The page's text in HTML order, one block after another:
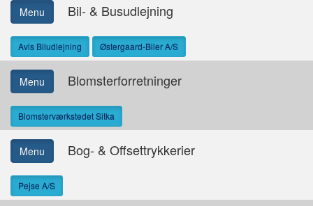
Menu Bil- & Busudlejning
Avis Biludlejning Østergaard-Biler A/S
Menu Blomsterforretninger
Blomsterværkstedet Sitka
Menu Bog- & Offsettrykkerier
Pejse A/S